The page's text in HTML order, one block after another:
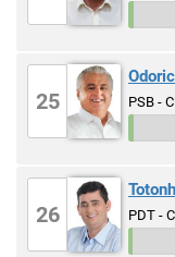
25 PSB -
26 PDT -